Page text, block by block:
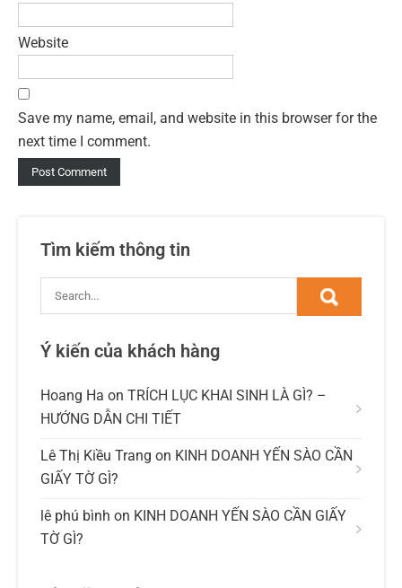
Website
Save my name, email, and website in this browser for the
next time I comment.
Tìm kiếm thông tin
Ý kiến của khách hàng
Hoang Ha on TRÍCH LỤC KHAI SINH LÀ GÌ? –
HƯỚNG DẪN CHI TIẾT
Lê Thị Kiều Trang on KINH DOANH YẾN SÀO CẦN
GIẤY TỜ GÌ?
lê phú bình on KINH DOANH YẾN SÀO CẦN GIẤY
TỜ GÌ?